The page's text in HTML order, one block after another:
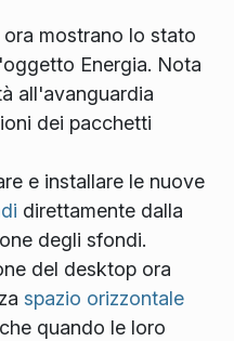
mostrano lo stato
Energia. Nota
all'avanguardia
dei pacchetti
e installare le nuove
direttamente dalla
degli sfondi.
del desktop ora
spazio orizzontale
quando le loro